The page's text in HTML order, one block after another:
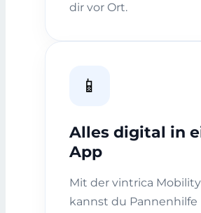
dir vor Ort.
📱
Alles digital in
App
Mit der vintrica
kannst du Pannenhilfe